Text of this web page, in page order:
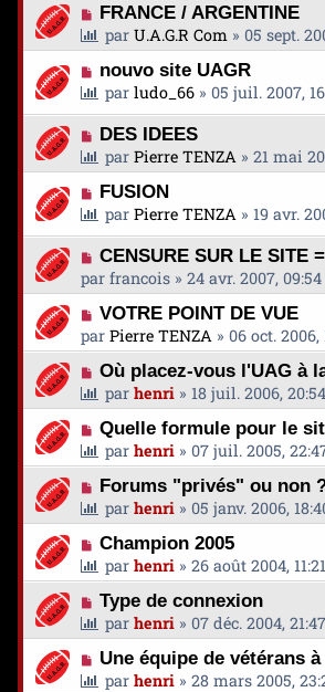
FRANCE / ARGENTINE
par U.A.G.R Com » 05 sept.
nouvo site UAGR
par ludo_66 » 05 juil. 2007,
DES IDEES
par Pierre TENZA » 21 mai
FUSION
par Pierre TENZA » 19 avr.
CENSURE SUR LE SITE
par francois » 24 avr. 2007, 09:54
VOTRE POINT DE VUE
par Pierre TENZA » 06 oct. 2006,
Où placez-vous l'UAG à
par henri » 18 juil. 2006, 20:54
Quelle formule pour le
par henri » 07 juil. 2005,
Forums "privés" ou non
par henri » 05 janv. 2006,
Champion 2005
par henri » 26 août 2004, 11:21
Type de connexion
par henri » 07 déc. 2004, 21:47
Une équipe de vétérans
par henri » 28 mars 2005,